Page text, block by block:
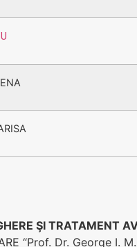
ŞI TRATAMENT
“Prof. Dr. George